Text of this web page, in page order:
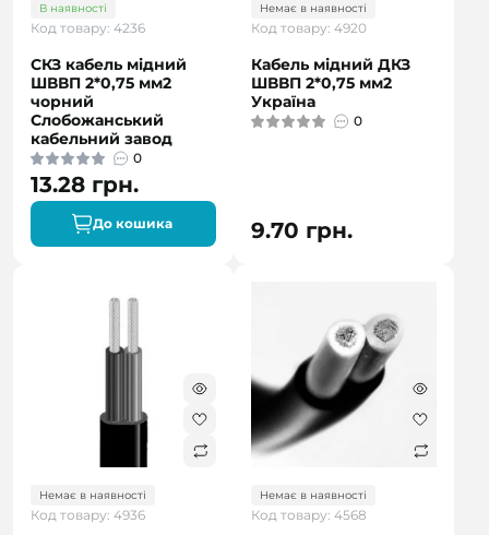
В наявності
Код товару: 4236
СКЗ кабель мідний
ШВВП 2*0,75 мм2
чорний
Слобожанський
кабельний завод
0
13.28 грн.
До кошика
Немає в наявності
Код товару: 4920
Кабель мідний ДКЗ
ШВВП 2*0,75 мм2
Україна
0
9.70 грн.
Немає в наявності
Код товару: 4936
Немає в наявності
Код товару: 4568